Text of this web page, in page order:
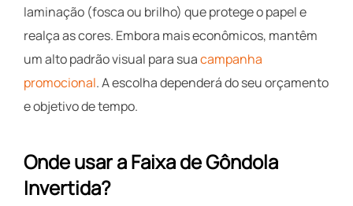
laminação (fosca ou brilho) que protege o papel e
realça as cores. Embora mais econômicos, mantêm
um alto padrão visual para suacampanha
promocional. A escolha dependerá do seu orçamento
e objetivo de tempo.
Onde usar a Faixa de Gôndola
Invertida?